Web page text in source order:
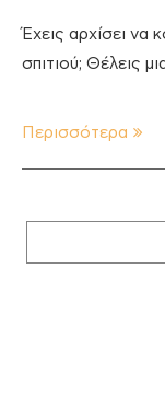
Έχεις αρχίσει να
σπιτιού; Θέλεις
Περισσότερα